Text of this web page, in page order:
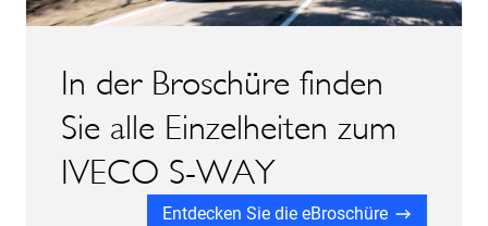
In der Broschüre finden
Sie alle Einzelheiten zum
IVECO S-WAY
Entdecken Sie die eBroschüre